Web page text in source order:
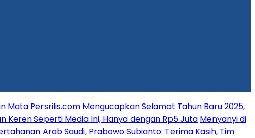
Mata Persrilis.com Mengucapkan Selamat Tahun Baru 2025,
Keren Seperti Media Ini, Hanya dengan Rp5 Juta Menyanyi di
Arab Saudi, Prabowo Subianto: Terima Kasih, Tim